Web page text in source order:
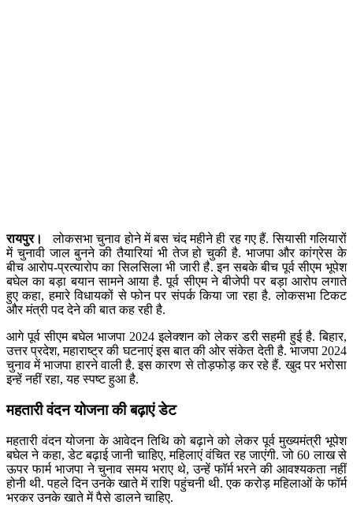
रायपुर।लोकसभा चुनाव होने में बस चंद महीने ही रह गए हैं. सियासी गलियारों
में चुनावी जाल बुनने की तैयारियां भी तेज हो चुकी है. भाजपा और कांग्रेस के
बीच आरोप-प्रत्यारोप का सिलसिला भी जारी है. इन सबके बीच पूर्व सीएम भूपेश
बघेल का बड़ा बयान सामने आया है. पूर्व सीएम ने बीजेपी पर बड़ा आरोप लगाते
हुए कहा, हमारे विधायकों से फोन पर संपर्क किया जा रहा है. लोकसभा टिकट
और मंत्री पद देने की बात कह रही है.
आगे पूर्व सीएम बघेल भाजपा 2024 इलेक्शन को लेकर डरी सहमी हुई है. बिहार,
उत्तर प्रदेश, महाराष्ट्र की घटनाएं इस बात की ओर संकेत देती है. भाजपा 2024
चुनाव में भाजपा हारने वाली है. इस कारण से तोड़फोड़ कर रहे हैं. खुद पर भरोसा
इन्हें नहीं रहा, यह स्पष्ट हुआ है.
महतारी वंदन योजना की बढ़ाएं डेट
महतारी वंदन योजना के आवेदन तिथि को बढ़ाने को लेकर पूर्व मुख्यमंत्री भूपेश
बघेल ने कहा, डेट बढ़ाई जानी चाहिए, महिलाएं वंचित रह जाएंगी. जो 60 लाख से
ऊपर फार्म भाजपा ने चुनाव समय भराए थे, उन्हें फॉर्म भरने की आवश्यकता नहीं
होनी थी. पहले दिन उनके खाते में राशि पहुंचनी थी. एक करोड़ महिलाओं के फॉर्म
भरकर उनके खाते में पैसे डालने चाहिए.